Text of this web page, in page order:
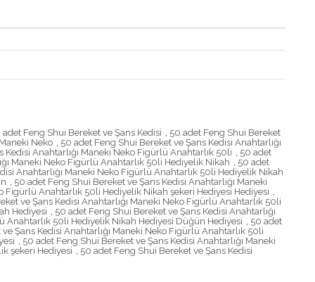
adet Feng Shui Bereket ve Şans Kedisi
50 adet Feng Shui Bereket
Neko
50 adet Feng Shui Bereket ve Şans Kedisi Anahtarlığı
Kedisi Anahtarlığı Maneki Neko Figürlü Anahtarlık 50li
50 adet
Maneki Neko Figürlü Anahtarlık 50li Hediyelik Nikah
50 adet
Anahtarlığı Maneki Neko Figürlü Anahtarlık 50li Hediyelik Nikah
50 adet Feng Shui Bereket ve Şans Kedisi Anahtarlığı Maneki
Figürlü Anahtarlık 50li Hediyelik Nikah şekeri Hediyesi Hediyesi
ve Şans Kedisi Anahtarlığı Maneki Neko Figürlü Anahtarlık 50li
Hediyesi
50 adet Feng Shui Bereket ve Şans Kedisi Anahtarlığı
Anahtarlık 50li Hediyelik Nikah Hediyesi Düğün Hediyesi
50 adet
Şans Kedisi Anahtarlığı Maneki Neko Figürlü Anahtarlık 50li
50 adet Feng Shui Bereket ve Şans Kedisi Anahtarlığı Maneki
şekeri Hediyesi
50 adet Feng Shui Bereket ve Şans Kedisi